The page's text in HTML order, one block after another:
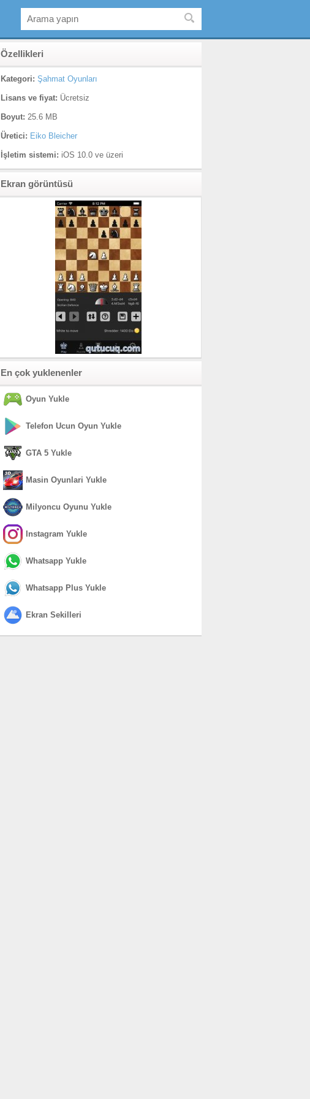
Özellikleri
Kategori: Şahmat Oyunları
Lisans ve fiyat: Ücretsiz
Boyut: 25.6 MB
Üretici: Eiko Bleicher
İşletim sistemi: iOS 10.0 ve üzeri
Ekran görüntüsü
En çok yuklenenler
Oyun Yukle
Telefon Ucun Oyun Yukle
GTA 5 Yukle
Masin Oyunlari Yukle
Milyoncu Oyunu Yukle
Instagram Yukle
Whatsapp Yukle
Whatsapp Plus Yukle
Ekran Sekilleri